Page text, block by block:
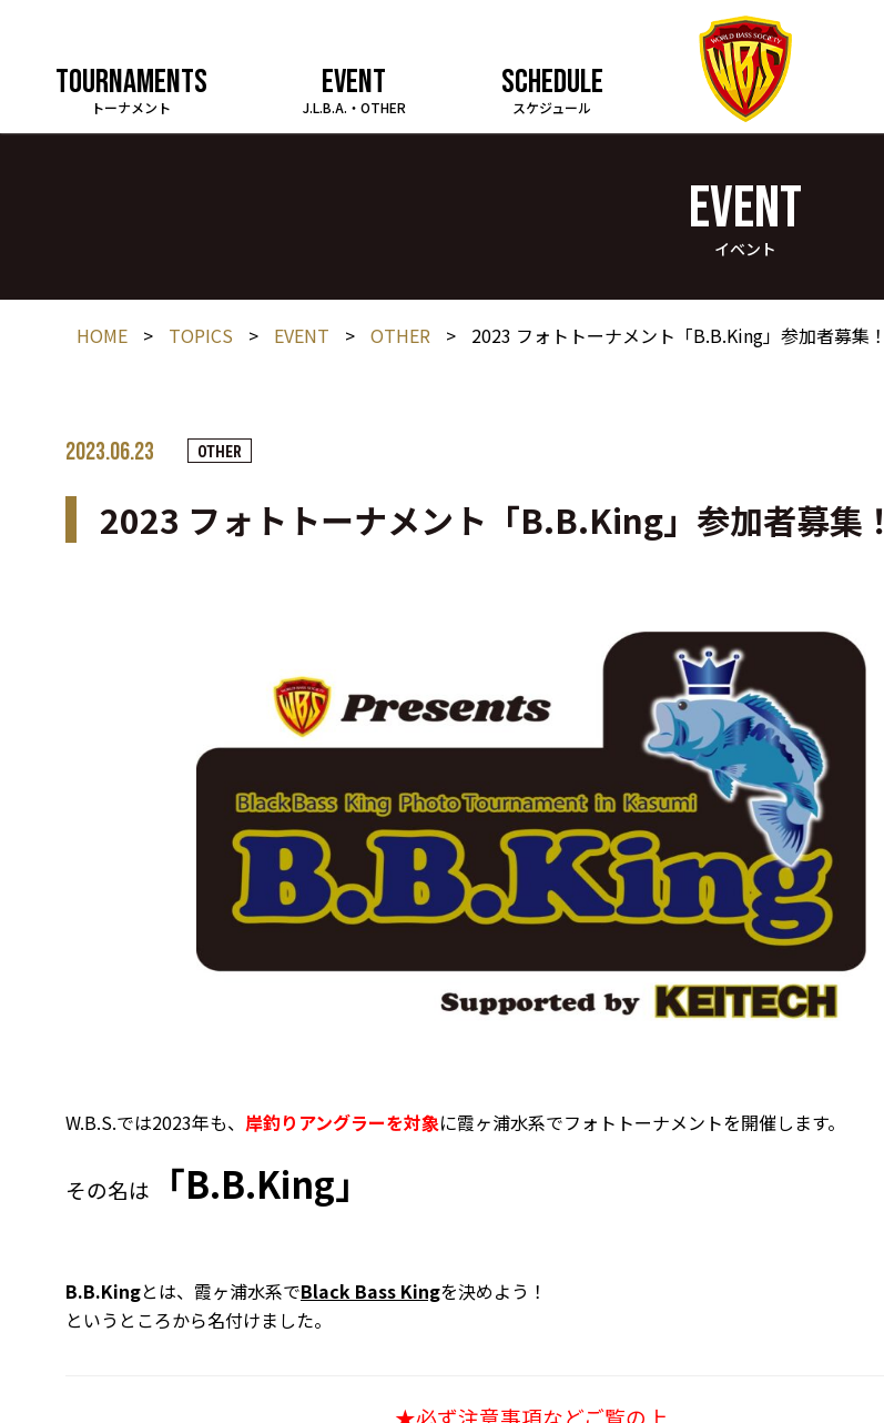
TOURNAMENTS
トーナメント
EVENT
J.L.B.A.・OTHER
SCHEDULE
スケジュール
EVENT
イベント
HOME > TOPICS > EVENT > OTHER > 2023 フォトトーナメント「B.B.King」参加者募集！
2023.06.23 OTHER
2023 フォトトーナメント「B.B.King」参加者募集！
W.B.S.では2023年も、 岸釣りアングラーを対象に霞ヶ浦水系でフォトトーナメントを開催します。
その名は 「B.B.King」
B.B.Kingとは、霞ヶ浦水系でBlack Bass Kingを決めよう！
というところから名付けました。
★必ず注意事項などご覧の上